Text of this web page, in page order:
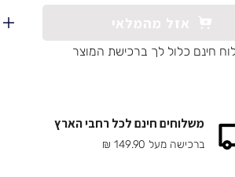
אזל מהמלאי
חינם כלול לך ברכישת המוצר
משלוחים חינם לכל רחבי הארץ
ברכישה מעל 149.90 ₪